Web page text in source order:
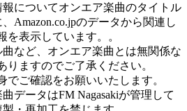
についてオンエア楽曲のタイトル
Amazon.co.jpのデータから関連し
を表示しています。。
など、オンエア楽曲とは無関係な
りますのでご了承ください。
でご確認をお願いいたします。
データはFM Nagasakiが管理して